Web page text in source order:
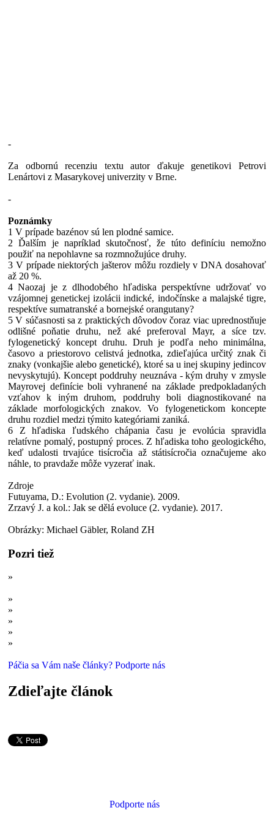
-
Za odbornú recenziu textu autor ďakuje genetikovi Petrovi
Lenártovi z Masarykovej univerzity v Brne.
-
Poznámky
1 V prípade bazénov sú len plodné samice.
2 Ďalším je napríklad skutočnosť, že túto definíciu nemožno
použiť na nepohlavne sa rozmnožujúce druhy.
3 V prípade niektorých jašterov môžu rozdiely v DNA dosahovať
až 20 %.
4 Naozaj je z dlhodobého hľadiska perspektívne udržovať vo
vzájomnej genetickej izolácii indické, indočínske a malajské tigre,
respektíve sumatranské a bornejské orangutany?
5 V súčasnosti sa z praktických dôvodov čoraz viac uprednostňuje
odlišné poňatie druhu, než aké preferoval Mayr, a síce tzv.
fylogenetický koncept druhu. Druh je podľa neho minimálna,
časovo a priestorovo celistvá jednotka, zdieľajúca určitý znak či
znaky (vonkajšie alebo genetické), ktoré sa u inej skupiny jedincov
nevyskytujú). Koncept poddruhy neuznáva - kým druhy v zmysle
Mayrovej definície boli vyhranené na základe predpokladaných
vzťahov k iným druhom, poddruhy boli diagnostikované na
základe morfologických znakov. Vo fylogenetickom koncepte
druhu rozdiel medzi týmito kategóriami zaniká.
6 Z hľadiska ľudského chápania času je evolúcia spravidla
relatívne pomalý, postupný proces. Z hľadiska toho geologického,
keď udalosti trvajúce tisícročia až státisícročia označujeme ako
náhle, to pravdaže môže vyzerať inak.
Zdroje
Futuyama, D.: Evolution (2. vydanie). 2009.
Zrzavý J. a kol.: Jak se dělá evoluce (2. vydanie). 2017.
Obrázky: Michael Gäbler, Roland ZH
Pozri tiež
»
»
»
»
»
»
Páčia sa Vám naše články? Podporte nás
Zdieľajte článok
Podporte nás